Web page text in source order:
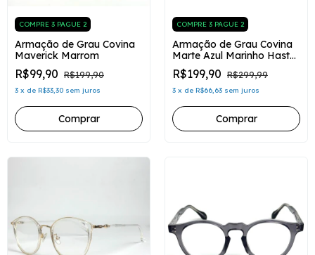
COMPRE 3 PAGUE 2
Armação de Grau Covina
Maverick Marrom
R$99,90 R$199,90
3 x de R$33,30 sem juros
COMPRE 3 PAGUE 2
Armação de Grau Covina
Marte Azul Marinho Haste
Marrom
R$199,90 R$299,99
3 x de R$66,63 sem juros